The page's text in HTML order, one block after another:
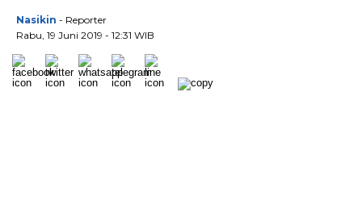
Nasikin - Reporter
Rabu, 19 Juni 2019 - 12:31 WIB